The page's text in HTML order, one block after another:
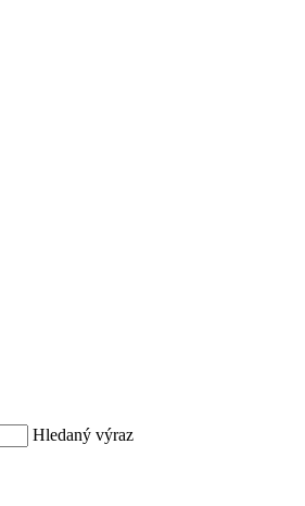
Hledaný výraz